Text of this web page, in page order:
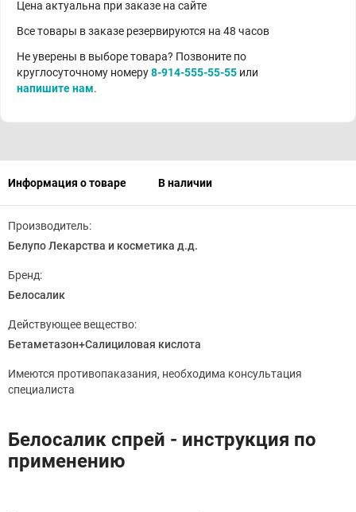
Цена актуальна при заказе на сайте
Все товары в заказе резервируются на 48 часов
Не уверены в выборе товара? Позвоните по
круглосуточному номеру8-914-555-55-55 или
напишите нам.
Информация о товаре В наличии
Производитель:
Белупо Лекарства и косметика д.д.
Бренд:
Белосалик
Действующее вещество:
Бетаметазон+Салициловая кислота
Имеются противопаказания, необходима консультация
специалиста
Белосалик спрей - инструкция по
применению